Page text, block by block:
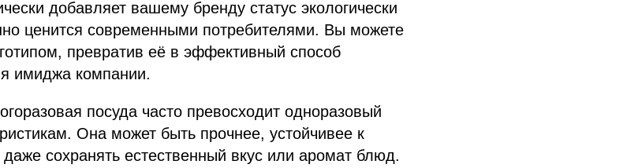
добавляет вашему бренду статус экологически
ценится современными потребителями. Вы можете
превратив её в эффективный способ
имиджа компании.
посуда часто превосходит одноразовый
Она может быть прочнее, устойчивее к
сохранять естественный вкус или аромат блюд.